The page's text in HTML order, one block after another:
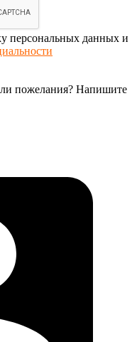
персональных данных и
пожелания? Напишите